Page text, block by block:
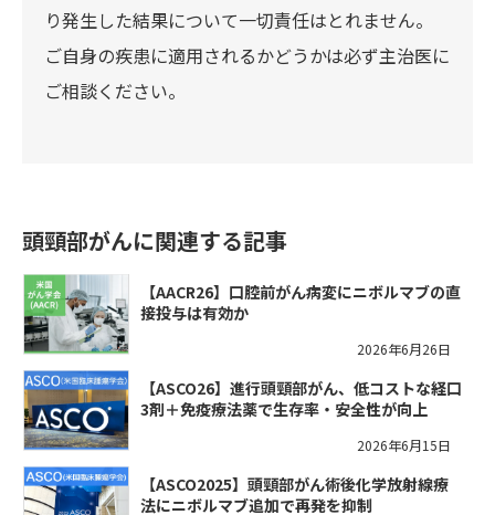
り発生した結果について一切責任はとれません。
ご自身の疾患に適用されるかどうかは必ず主治医に
ご相談ください。
頭頸部がんに関連する記事
【AACR26】口腔前がん病変にニボルマブの直
接投与は有効か
2026年6月26日
【ASCO26】進行頭頸部がん、低コストな経口
3剤＋免疫療法薬で生存率・安全性が向上
2026年6月15日
【ASCO2025】頭頸部がん術後化学放射線療
法にニボルマブ追加で再発を抑制